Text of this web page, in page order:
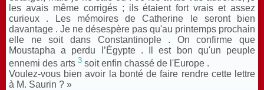
les avais même corrigés ; ils étaient fort vrais et assez
curieux . Les mémoires de Catherine le seront bien
davantage . Je ne désespère pas qu'au printemps prochain
elle ne soit dans Constantinople . On confirme que
Moustapha a perdu l’Égypte . Il est bon qu'un peuple
ennemi des arts 3 soit enfin chassé de l'Europe .
Voulez-vous bien avoir la bonté de faire rendre cette lettre
à M. Saurin ? »